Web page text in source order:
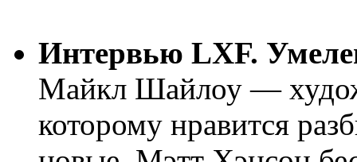
Интервью LXF.
Майкл Шайлоу —
которому нравится